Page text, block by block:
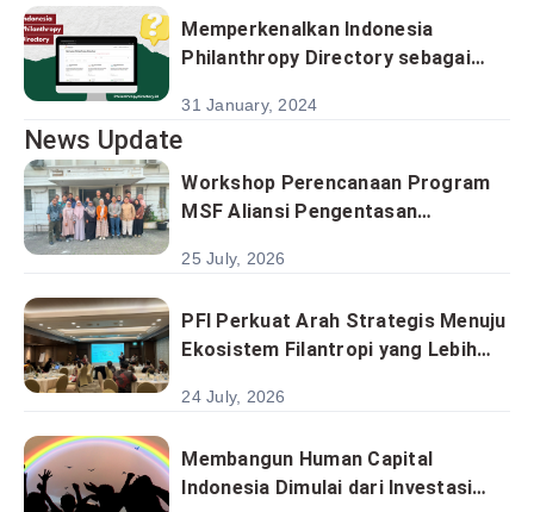
Memperkenalkan Indonesia
Philanthropy Directory sebagai
Lembaga Filantropi di Indonesia
31 January, 2024
News Update
Workshop Perencanaan Program
MSF Aliansi Pengentasan
Sektoral Menuju Implementasi
25 July, 2026
PFI Perkuat Arah Strategis Menuju
Ekosistem Filantropi yang Lebih
24 July, 2026
Membangun Human Capital
Indonesia Dimulai dari Investasi